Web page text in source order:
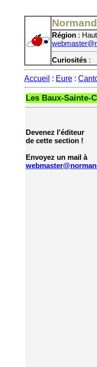
Région :
Curiosités :
Accueil : Eure :
Les Baux-Sainte-
Devenez l'éditeur
de cette section !
Envoyez un mail à